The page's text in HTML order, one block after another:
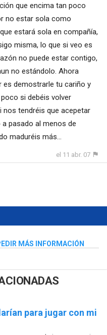
que encima tan poco
no estar sola como
estará sola en compañía,
misma, lo que si veo es
no puede estar contigo,
no estándolo. Ahora
es demostrarle tu cariño y
si debéis volver
tendréis que acepetar
pasado al menos de
maduréis más...
el 11 abr. 07
MÁS INFORMACIÓN
para jugar con mi